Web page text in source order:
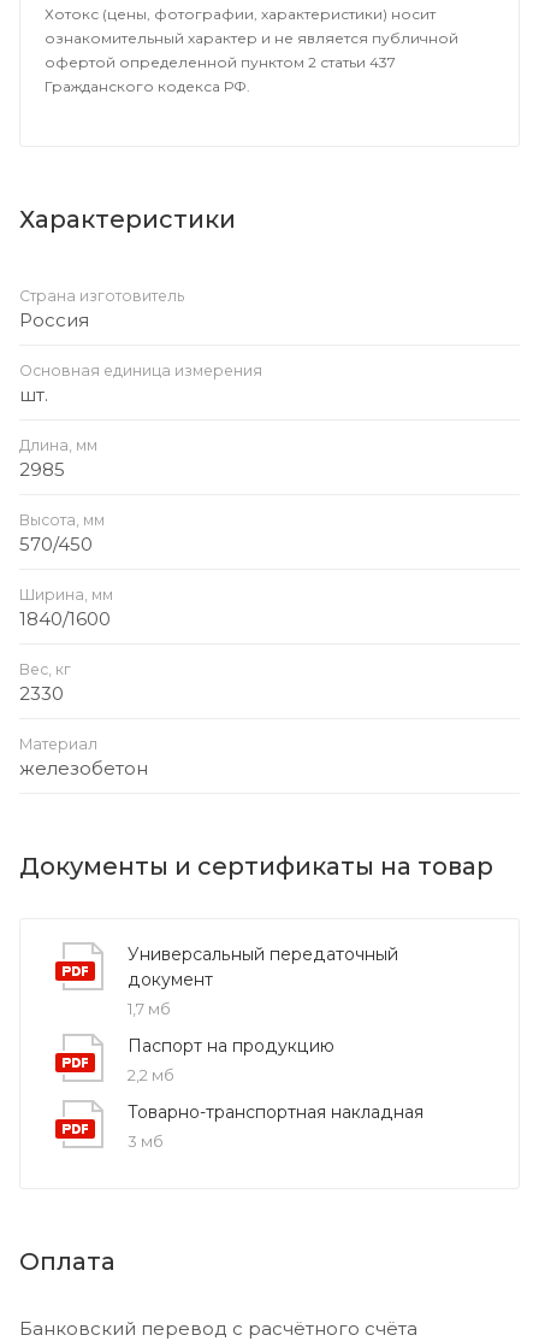
Хотокс (цены, фотографии, характеристики) носит
ознакомительный характер и не является публичной
офертой определенной пунктом 2 статьи 437
Гражданского кодекса РФ.
Характеристики
Страна изготовитель
Россия
Основная единица измерения
шт.
Длина, мм
2985
Высота, мм
570/450
Ширина, мм
1840/1600
Вес, кг
2330
Материал
железобетон
Документы и сертификаты на товар
Универсальный передаточный
документ
1,7 мб
Паспорт на продукцию
2,2 мб
Товарно-транспортная накладная
3 мб
Оплата
Банковский перевод с расчётного счёта